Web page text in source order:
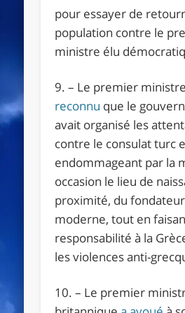
pour essayer de
population contre le
ministre élu
9. – Le premier
reconnu que le
avait organisé les
contre le consulat turc
endommageant par la
occasion le lieu de
proximité, du
moderne, tout en
responsabilité à la
les violences anti-
10. – Le premier